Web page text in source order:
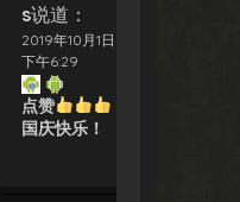
s说道：
2019年10月1日
下午6:29
点赞
国庆快乐！